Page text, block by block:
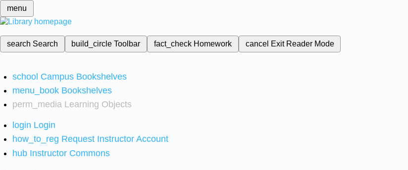
menu
search Search build_circleToolbar fact_check Homework cancel Exit Reader Mode
school Campus Bookshelves
menu_book Bookshelves
perm_media Learning Objects
login Login
how_to_reg Request Instructor Account
hub Instructor Commons